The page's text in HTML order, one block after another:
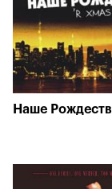
Наше